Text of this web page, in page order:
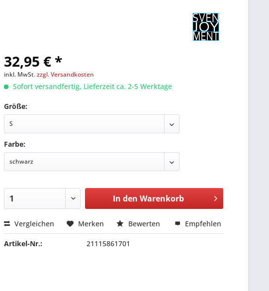
32,95 € *
inkl. MwSt.zzgl. Versandkosten
Sofort versandfertig, Lieferzeit ca. 2-5 Werktage
Größe:
Farbe:
In den Warenkorb
Vergleichen Merken Bewerten Empfehlen
Artikel-Nr.: 21115861701